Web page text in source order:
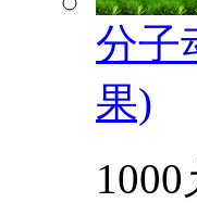
分子
果)
1000